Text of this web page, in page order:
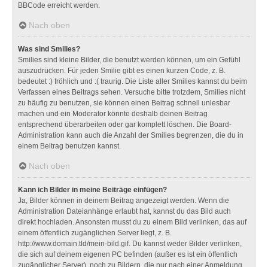
BBCode erreicht werden.
Nach oben
Was sind Smilies?
Smilies sind kleine Bilder, die benutzt werden können, um ein Gefühl
auszudrücken. Für jeden Smilie gibt es einen kurzen Code, z. B.
bedeutet :) fröhlich und :( traurig. Die Liste aller Smilies kannst du beim
Verfassen eines Beitrags sehen. Versuche bitte trotzdem, Smilies nicht
zu häufig zu benutzen, sie können einen Beitrag schnell unlesbar
machen und ein Moderator könnte deshalb deinen Beitrag
entsprechend überarbeiten oder gar komplett löschen. Die Board-
Administration kann auch die Anzahl der Smilies begrenzen, die du in
einem Beitrag benutzen kannst.
Nach oben
Kann ich Bilder in meine Beiträge einfügen?
Ja, Bilder können in deinem Beitrag angezeigt werden. Wenn die
Administration Dateianhänge erlaubt hat, kannst du das Bild auch
direkt hochladen. Ansonsten musst du zu einem Bild verlinken, das auf
einem öffentlich zugänglichen Server liegt, z. B.
http://www.domain.tld/mein-bild.gif. Du kannst weder Bilder verlinken,
die sich auf deinem eigenen PC befinden (außer es ist ein öffentlich
zugänglicher Server), noch zu Bildern, die nur nach einer Anmeldung